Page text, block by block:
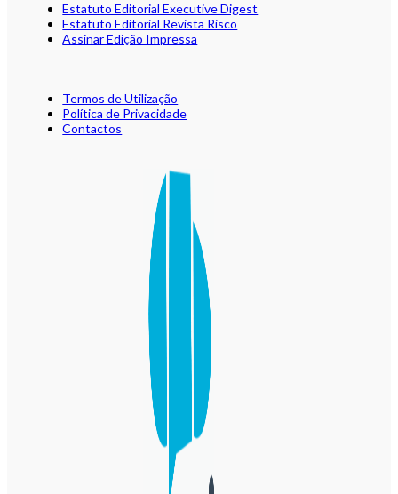
Estatuto Editorial Executive Digest
Estatuto Editorial Revista Risco
Assinar Edição Impressa
Termos de Utilização
Política de Privacidade
Contactos